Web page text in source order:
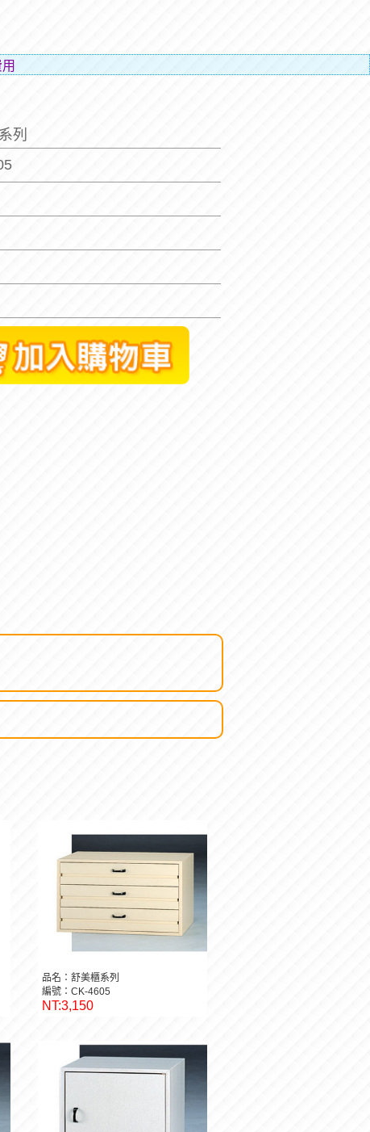
人的辛勞）。
列
品名：舒美櫃系列
編號：CK-4605
NT:3,150